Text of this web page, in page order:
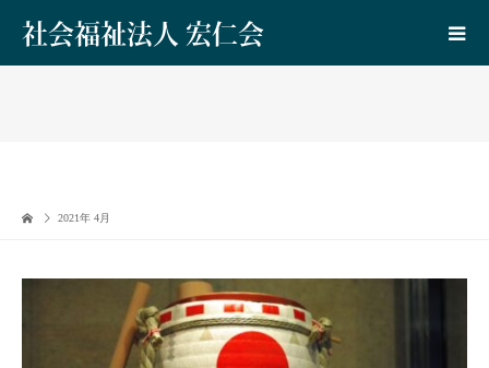
社会福祉法人 宏仁会
2021年 4月